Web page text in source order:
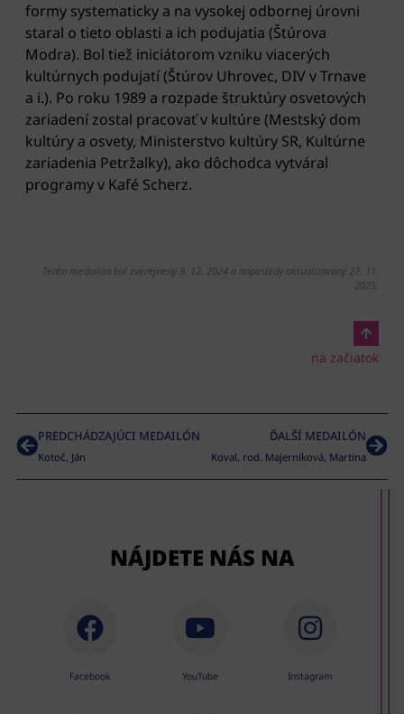
formy systematicky a na vysokej odbornej úrovni
staral o tieto oblasti a ich podujatia (Štúrova
Modra). Bol tiež iniciátorom vzniku viacerých
kultúrnych podujatí (Štúrov Uhrovec, DIV v Trnave
a i.). Po roku 1989 a rozpade štruktúry osvetových
zariadení zostal pracovať v kultúre (Mestský dom
kultúry a osvety, Ministerstvo kultúry SR, Kultúrne
zariadenia Petržalky), ako dôchodca vytváral
programy v Kafé Scherz.
Tento medailón bol zverejnený 9. 12. 2024 a naposledy aktualizovaný 27. 11.
2025.
na začiatok
PREDCHÁDZAJÚCI MEDAILÓN
Kotoč, Ján
ĎALŠÍ MEDAILÓN
Koval, rod. Majerníková, Martina
NÁJDETE NÁS NA
Facebook YouTube Instagram